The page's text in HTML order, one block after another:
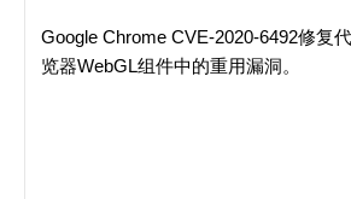
Google Chrome CVE-2020-6492修复
览器WebGL组件中的重用漏洞。